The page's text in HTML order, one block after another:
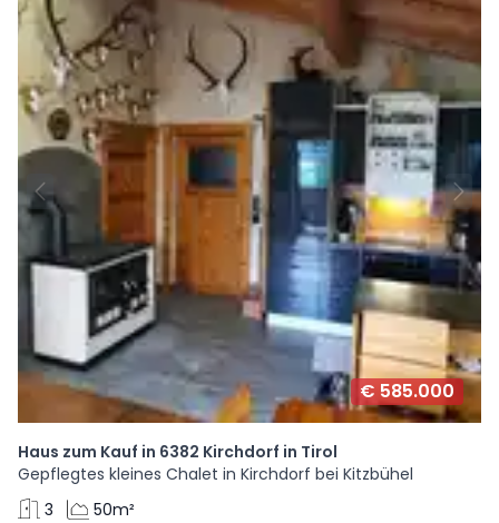
€ 585.000
Haus zum Kauf in 6382 Kirchdorf in Tirol
Gepflegtes kleines Chalet in Kirchdorf bei Kitzbühel
3
50m²